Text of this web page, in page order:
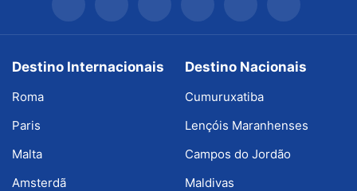
Destino Internacionais
Roma
Paris
Malta
Amsterdã
Destino Nacionais
Cumuruxatiba
Lençóis Maranhenses
Campos do Jordão
Maldivas